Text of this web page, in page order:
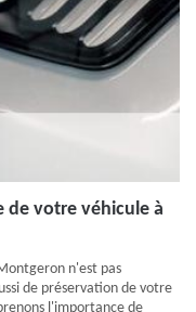
de votre véhicule à
n'est pas
de préservation de votre
l'importance de